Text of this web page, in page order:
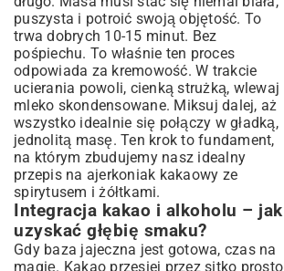
puszysta i potroić swoją objętość. To
trwa dobrych 10-15 minut. Bez
pośpiechu. To właśnie ten proces
odpowiada za kremowość. W trakcie
ucierania powoli, cienką strużką, wlewaj
mleko skondensowane. Miksuj dalej, aż
wszystko idealnie się połączy w gładką,
jednolitą masę. Ten krok to fundament,
na którym zbudujemy nasz idealny
przepis na ajerkoniak kakaowy ze
spirytusem i żółtkami.
Integracja kakao i alkoholu – jak
uzyskać głębię smaku?
Gdy baza jajeczna jest gotowa, czas na
magię. Kakao przesiej przez sitko prosto